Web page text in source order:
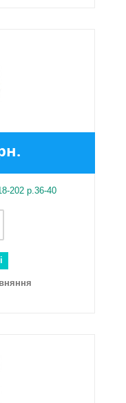
202 р.36-40